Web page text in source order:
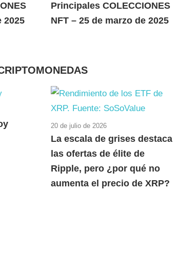
2025
Principales COLECCIONES
NFT – 25 de marzo de 2025
20 de julio de 2026
La escala de grises destaca
las ofertas de élite de
Ripple, pero ¿por qué no
aumenta el precio de XRP?